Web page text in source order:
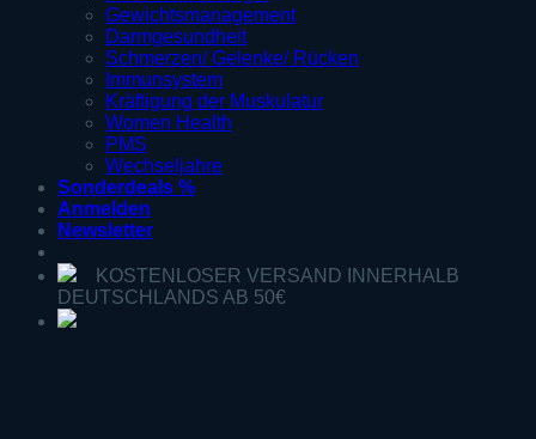
Gewichtsmanagement
Darmgesundheit
Schmerzen/ Gelenke/ Rücken
Immunsystem
Kräftigung der Muskulatur
Women Health
PMS
Wechseljahre
Sonderdeals %
Anmelden
Newsletter
KOSTENLOSER VERSAND INNERHALB
DEUTSCHLANDS AB 50€